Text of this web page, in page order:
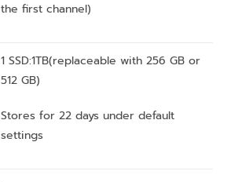
the first channel)
1 SSD:1TB(replaceable with 256 GB or
512 GB)
Stores for 22 days under default
settings